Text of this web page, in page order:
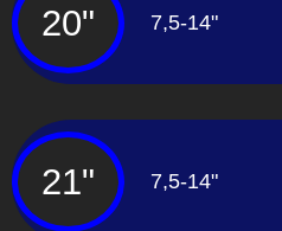
20" 7,5-14"
21" 7,5-14"